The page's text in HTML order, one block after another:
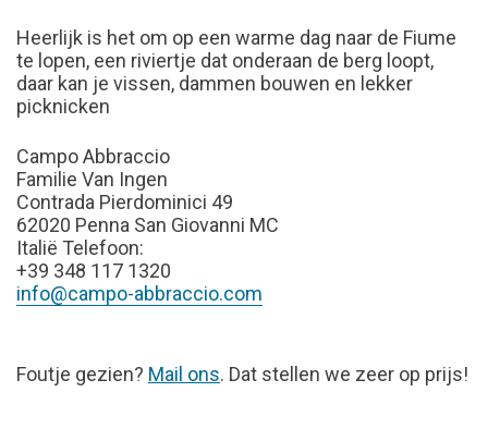
Heerlijk is het om op een warme dag naar de Fiume
te lopen, een riviertje dat onderaan de berg loopt,
daar kan je vissen, dammen bouwen en lekker
picknicken
Campo Abbraccio
Familie Van Ingen
Contrada Pierdominici 49
62020 Penna San Giovanni MC
Italië Telefoon:
+39 348 117 1320
info@campo-abbraccio.com
FOUTJE
Foutje gezien? Mail ons. Dat stellen we zeer op prijs!